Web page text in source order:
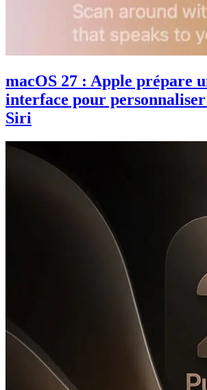
macOS 27 : Apple prépare
interface pour
Siri